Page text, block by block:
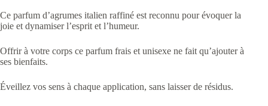
Ce parfum d’agrumes italien raffiné est reconnu pour évoquer la
joie et dynamiser l’esprit et l’humeur.
Offrir à votre corps ce parfum frais et unisexe ne fait qu’ajouter à
ses bienfaits.
Éveillez vos sens à chaque application, sans laisser de résidus.